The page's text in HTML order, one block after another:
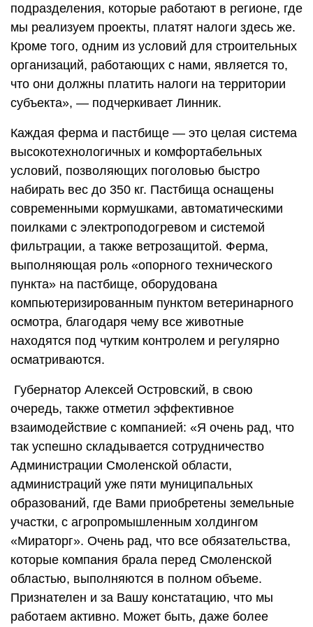
подразделения, которые работают в регионе, где
мы реализуем проекты, платят налоги здесь же.
Кроме того, одним из условий для строительных
организаций, работающих с нами, является то,
что они должны платить налоги на территории
субъекта», — подчеркивает Линник.
Каждая ферма и пастбище — это целая система
высокотехнологичных и комфортабельных
условий, позволяющих поголовью быстро
набирать вес до 350 кг. Пастбища оснащены
современными кормушками, автоматическими
поилками с электроподогревом и системой
фильтрации, а также ветрозащитой. Ферма,
выполняющая роль «опорного технического
пункта» на пастбище, оборудована
компьютеризированным пунктом ветеринарного
осмотра, благодаря чему все животные
находятся под чутким контролем и регулярно
осматриваются.
Губернатор Алексей Островский, в свою
очередь, также отметил эффективное
взаимодействие с компанией: «Я очень рад, что
так успешно складывается сотрудничество
Администрации Смоленской области,
администраций уже пяти муниципальных
образований, где Вами приобретены земельные
участки, с агропромышленным холдингом
«Мираторг». Очень рад, что все обязательства,
которые компания брала перед Смоленской
областью, выполняются в полном объеме.
Признателен и за Вашу констатацию, что мы
работаем активно. Может быть, даже более